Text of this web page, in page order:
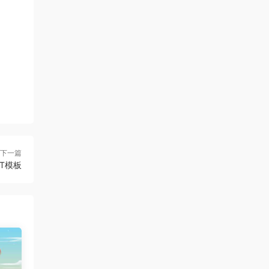
下一篇
模板